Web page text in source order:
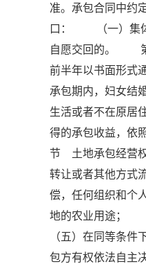
准。承包合同中
口： （一）集体
自愿交回的。 第
前半年以书面形
承包期内，妇女结
生活或者不在原
得的承包收益，
节 土地承包经营
转让或者其他方
偿，任何组织和个
地的农业用途；
（五）在同等条
包方有权依法自